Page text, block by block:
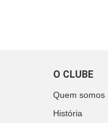
O CLUBE
Quem somos
História